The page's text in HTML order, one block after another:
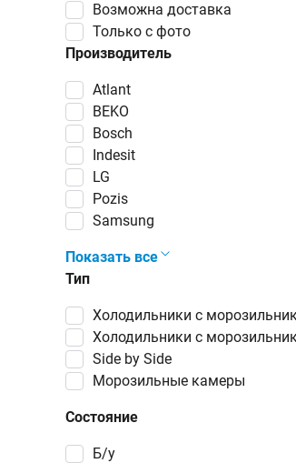
Возможна доставка
Производитель
Atlant
BEKO
Bosch
Indesit
LG
Pozis
Samsung
Показать все
Тип
холодильники с
холодильники с
Side by Side
морозильные камеры
Состояние
Б/у
Только с фото